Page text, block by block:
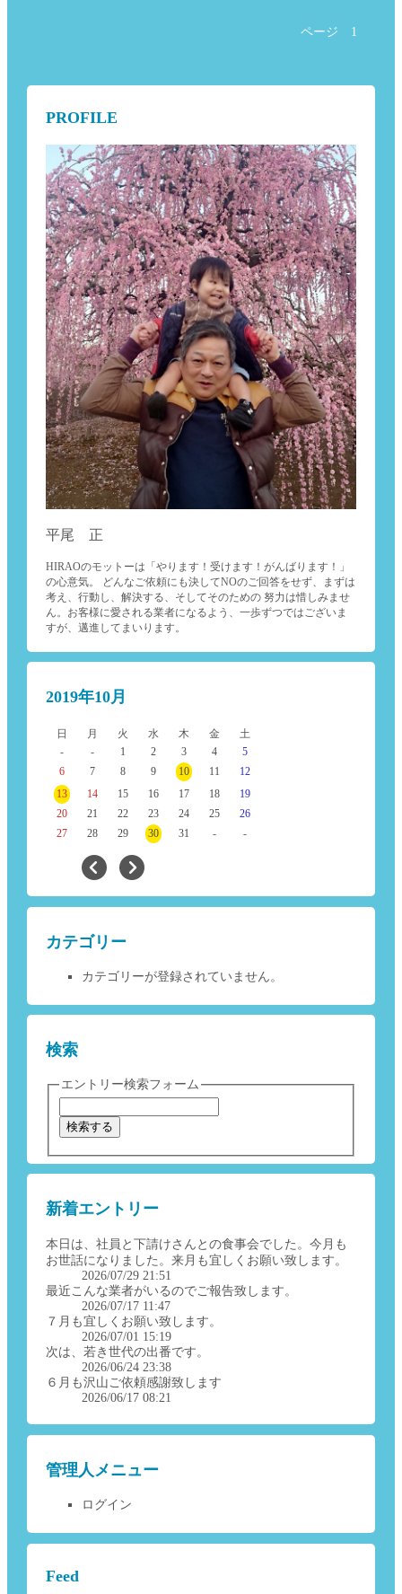
ページ 1
PROFILE
平尾 正
HIRAOのモットーは「やります！受けます！がんばります！」
の心意気。 どんなご依頼にも決してNOのご回答をせず、まずは
考え、行動し、解決する、そしてそのための 努力は惜しみませ
ん。お客様に愛される業者になるよう、一歩ずつではございま
すが、邁進してまいります。
2019年10月
日 月 火 水 木 金
土
-
- 1 2 3 4
5
6
7 8 9 10 11
12
13
14 15 16 17 18
19
20
21 22 23 24 25
26
27
28 29 30 31 - -
カテゴリー
カテゴリーが登録されていません。
検索
エントリー検索フォーム
新着エントリー
本日は、社員と下請けさんとの食事会でした。今月も
お世話になりました。来月も宜しくお願い致します。
2026/07/29 21:51
最近こんな業者がいるのでご報告致します。
2026/07/17 11:47
７月も宜しくお願い致します。
2026/07/01 15:19
次は、若き世代の出番です。
2026/06/24 23:38
６月も沢山ご依頼感謝致します
2026/06/17 08:21
管理人メニュー
ログイン
Feed